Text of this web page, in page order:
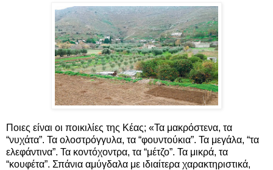
Ποιες είναι οι ποικιλίες της Κέας; «Τα μακρόστενα, τα
“νυχάτα”. Τα ολοστρόγγυλα, τα “φουντούκια”. Τα μεγάλα, “τα
ελεφάντινα”. Τα κοντόχοντρα, τα “μέτζο”. Τα μικρά, τα
“κουφέτα”. Σπάνια αμύγδαλα με ιδιαίτερα χαρακτηριστικά,